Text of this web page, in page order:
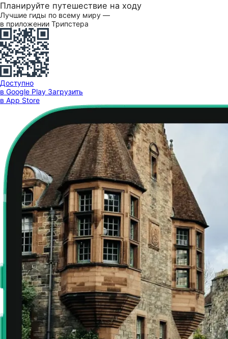
Планируйте путешествие на ходу
Лучшие гиды по всему миру —
в приложении Трипстера
Доступно
в Google Play Загрузить
в App Store